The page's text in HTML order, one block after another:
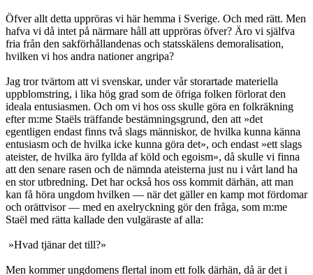
Öfver allt detta uppröras vi här hemma i Sverige. Och med rätt. Men
hafva vi då intet på närmare håll att uppröras öfver? Äro vi själfva
fria från den sakförhållandenas och statsskälens demoralisation,
hvilken vi hos andra nationer angripa?
Jag tror tvärtom att vi svenskar, under vår storartade materiella
uppblomstring, i lika hög grad som de öfriga folken förlorat den
ideala entusiasmen. Och om vi hos oss skulle göra en folkräkning
efter m:me Staëls träffande bestämningsgrund, den att »det
egentligen endast finns två slags människor, de hvilka kunna känna
entusiasm och de hvilka icke kunna göra det», och endast »ett slags
ateister, de hvilka äro fyllda af köld och egoism», då skulle vi finna
att den senare rasen och de nämnda ateisterna just nu i vårt land ha
en stor utbredning. Det har också hos oss kommit därhän, att man
kan få höra ungdom hvilken — när det gäller en kamp mot fördomar
och orättvisor — med en axelryckning gör den fråga, som m:me
Staël med rätta kallade den vulgäraste af alla:
»Hvad tjänar det till?»
Men kommer ungdomens flertal inom ett folk därhän, då är det i